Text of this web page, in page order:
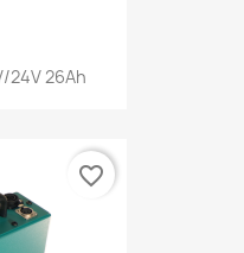
24V 26Ah
favorite_border